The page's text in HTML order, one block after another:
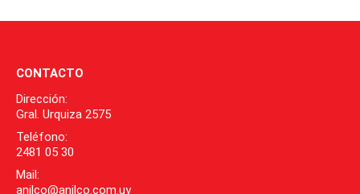
CONTACTO
Dirección:
Gral. Urquiza 2575
Teléfono:
2481 05 30